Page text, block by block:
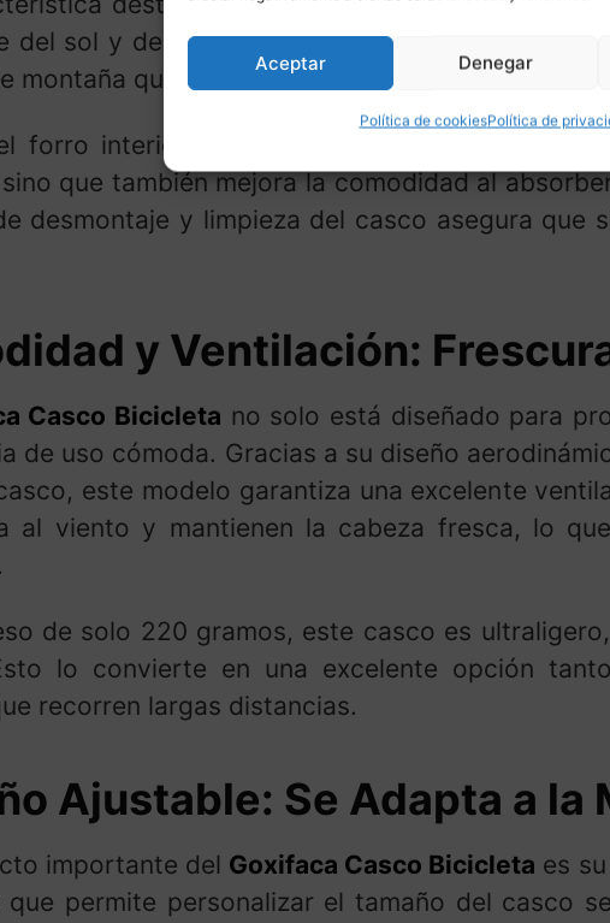
Aceptar Denegar
Política de cookiesPolítica de
del sol y del polvo durante tus recorridos en
montaña que necesitan mayor visibilidad en
forro interior es extraíble y lavable. Esto no
que también mejora la comodidad al
desmontaje y limpieza del casco asegura que
y Ventilación:
Casco Bicicleta no solo está diseñado para
de uso cómoda. Gracias a su diseño
este modelo garantiza una excelente
al viento y mantienen la cabeza fresca, lo
de solo 220 gramos, este casco es
lo convierte en una excelente opción
recorren largas distancias.
Ajustable: Se Adapta a la
importante del Goxifaca Casco Bicicleta es
permite personalizar el tamaño del casco